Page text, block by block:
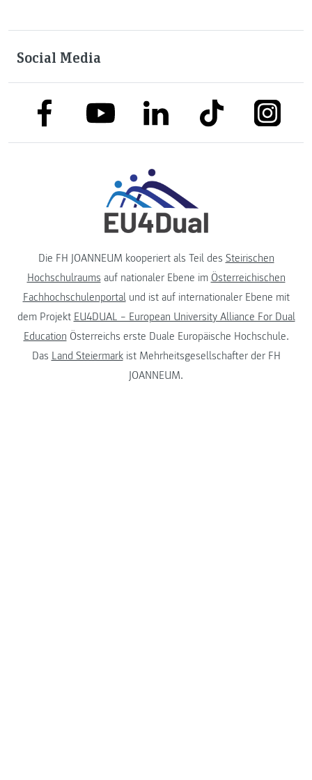
Social Media
link to facebooklink to youtubelink to linkedinlink to tiktok link to
Die FH JOANNEUM kooperiert als Teil des Steirischen
Hochschulraums auf nationaler Ebene im Österreichischen
Fachhochschulenportalund ist auf internationaler Ebene mit
dem Projekt EU4DUAL – European University Alliance For Dual
Education Österreichs erste Duale Europäische Hochschule.
Das Land Steiermarkist Mehrheitsgesellschafter der FH
JOANNEUM.